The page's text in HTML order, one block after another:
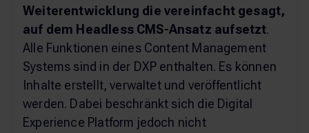
Weiterentwicklung die vereinfacht gesagt,
auf dem Headless CMS-Ansatz aufsetzt.
Alle Funktionen eines Content Management
Systems sind in der DXP enthalten. Es können
Inhalte erstellt, verwaltet und veröffentlicht
werden. Dabei beschränkt sich die Digital
Experience Platform jedoch nicht